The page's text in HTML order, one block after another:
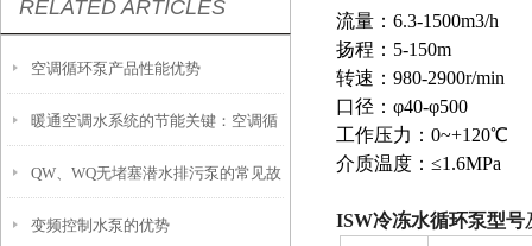
RELATED ARTICLES
空调循环泵产品性能优势
暖通空调水系统的节能关键：空调循
环泵的原理解析与故障排除
QW、WQ无堵塞潜水排污泵的常见故
障分析及其排除方法
变频控制水泵的优势
流量：6.3-1500m3/h
扬程：5-
转速：980-2900r/min
口径：φ40-φ500
工作压力：0~+120℃
介质温度：≤1.6MPa
ISW冷冻水循环泵型号